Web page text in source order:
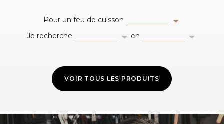
Pour un feu de cuisson
Je recherche
en
VOIR TOUS LES PRODUITS